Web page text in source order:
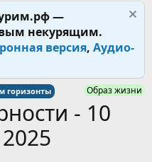
—
некурящим.
версия, Аудио-
горизонты Образ жизни
- 10